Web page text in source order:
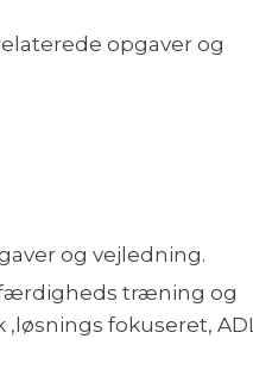
opgaver og
og vejledning.
træning og
fokuseret, ADL